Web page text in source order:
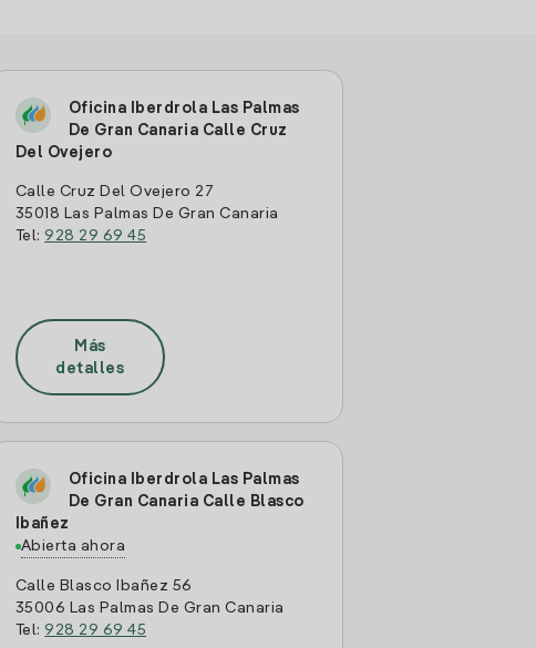
Oficina Iberdrola Las Palmas
De Gran Canaria Calle Cruz
Del Ovejero
Calle Cruz Del Ovejero 27
35018 Las Palmas De Gran Canaria
Tel:928 29 69 45
Más
detalles
Oficina Iberdrola Las Palmas
De Gran Canaria Calle Blasco
Ibañez
Abierta ahora
Calle Blasco Ibañez 56
35006 Las Palmas De Gran Canaria
Tel:928 29 69 45